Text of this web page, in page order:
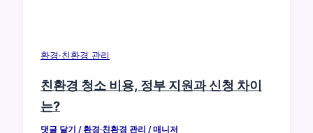
환경·친환경 관리
친환경 청소 비용, 정부 지원과 신청 차이
는?
댓글 달기 /환경·친환경 관리 /매니저